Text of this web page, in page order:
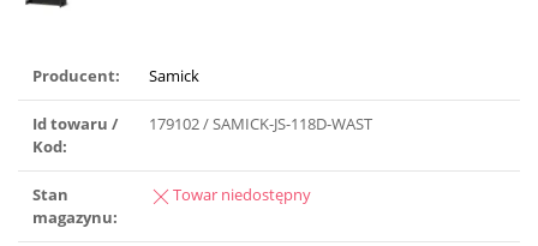
Producent: Samick
Id towaru /
Kod:
179102 / SAMICK-JS-118D-WAST
Stan
magazynu:
Towar niedostępny